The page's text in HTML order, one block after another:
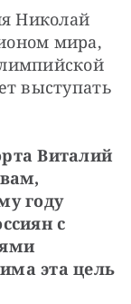
Николай
мира,
выступать
Виталий
году
с
эта цель